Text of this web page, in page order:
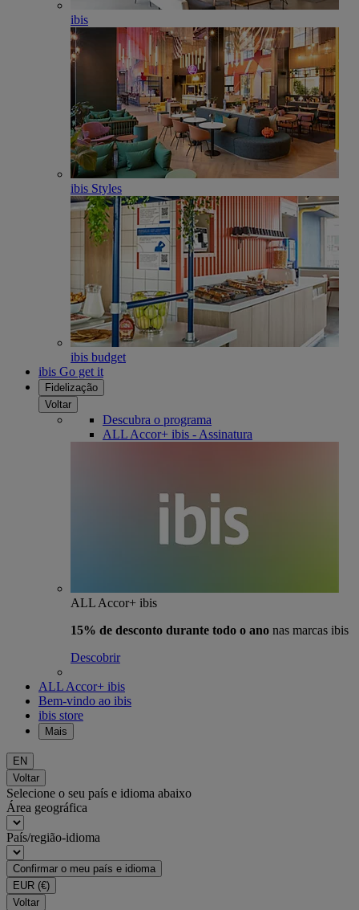
ibis
ibis Styles
ibis budget
ibis Go get it
Fidelização
Voltar
Descubra o programa
ALL Accor+ ibis - Assinatura
ALL Accor+ ibis
15% de desconto durante todo o ano nas marcas ibis
Descobrir
ALL Accor+ ibis
Bem-vindo ao ibis
ibis store
Mais
EN
Voltar
Selecione o seu país e idioma abaixo
Área geográfica
País/região-idioma
Confirmar o meu país e idioma
EUR (€)
Voltar